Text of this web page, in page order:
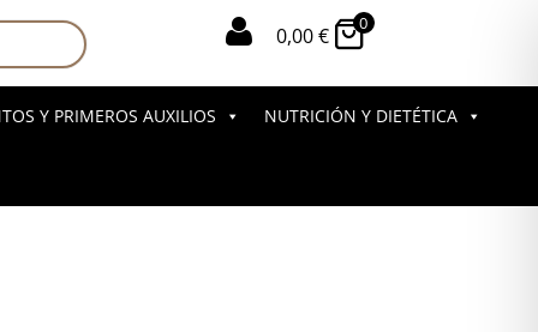
 0,00€
0
Y PRIMEROS AUXILIOS NUTRICIÓN Y DIETÉTICA